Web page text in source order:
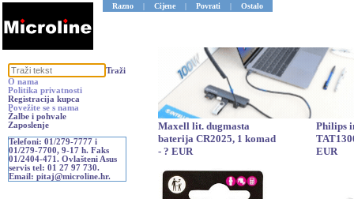
Razno | Cijene | Povrati | Ostalo
Traži
O nama
Politika privatnosti
Registracija kupca
Povežite se s nama
Žalbe i pohvale
Zaposlenje
Telefoni: 01/279-7777 i
01/279-7700, 9-17 h. Faks
01/2404-471. Ovlašteni Asus
servis tel: 01 27 97 730.
Email: pitaj@microline.hr.
Maxell lit. dugmasta
baterija CR2025, 1 komad
- ? EUR
Philips
EUR